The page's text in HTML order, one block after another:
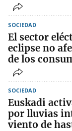
SOCIEDAD
El sector
eclipse no
de los
SOCIEDAD
Euskadi
por lluvias
viento de